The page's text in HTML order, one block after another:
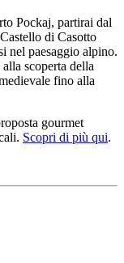
Pockaj, partirai dal
di Casotto
nel paesaggio alpino.
scoperta della
fino alla
gourmet
Scopri di più qui.